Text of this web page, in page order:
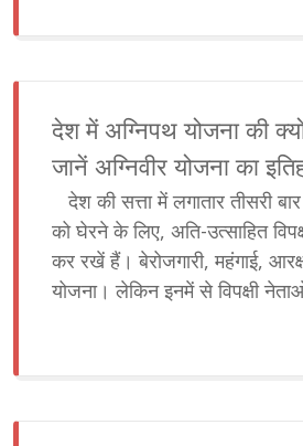
देश में अग्निपथ योजना की
जानें अग्निवीर योजना का
देश की सत्ता में लगातार तीसरी
को घेरने के लिए, अति-उत्साहित
कर रखें हैं। बेरोजगारी, महंगाई,
योजना। लेकिन इनमें से विपक्षी